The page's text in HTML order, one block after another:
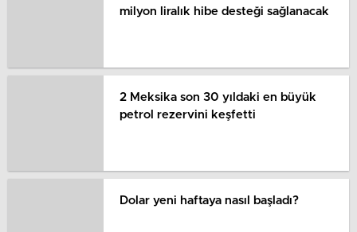
milyon liralık hibe desteği sağlanacak
2 Meksika son 30 yıldaki en büyük
petrol rezervini keşfetti
Dolar yeni haftaya nasıl başladı?